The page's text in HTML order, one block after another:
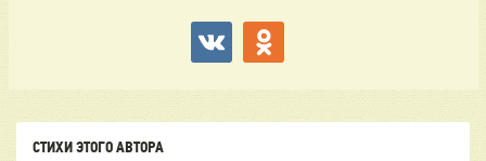
СТИХИ ЭТОГО АВТОРА